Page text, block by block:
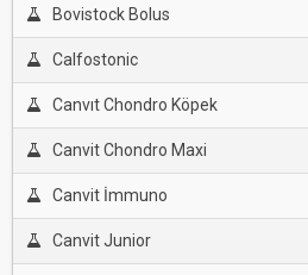
Bovistock Bolus
Calfostonic
Canvıt Chondro Köpek
Canvit Chondro Maxi
Canvit İmmuno
Canvit Junior